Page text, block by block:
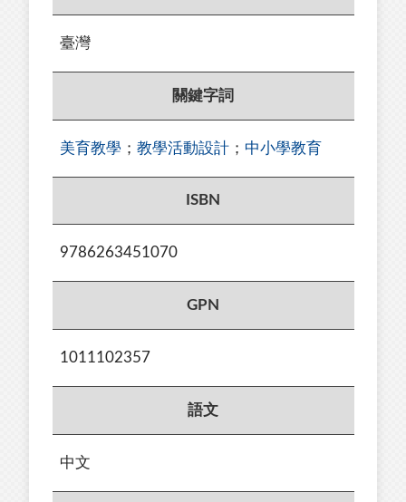
臺灣
關鍵字詞
美育教學 ； 教學活動設計 ； 中小學教育
ISBN
9786263451070
GPN
1011102357
語文
中文